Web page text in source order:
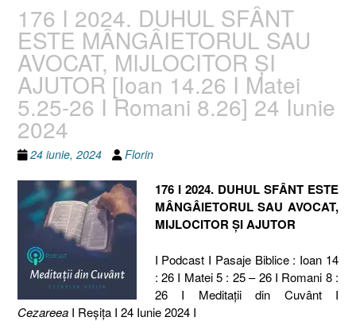
176 I 2024. DUHUL SFÂNT
ESTE MÂNGÂIETORUL SAU
AVOCAT, MIJLOCITOR ȘI
AJUTOR [Ioan 14.26 I Matei
5.25-26 I Romani 8.26] 24 Iunie
2024
24 iunie, 2024 Florin
176 I 2024. DUHUL SFÂNT ESTE
MÂNGÂIETORUL SAU AVOCAT,
MIJLOCITOR ȘI AJUTOR
I Podcast I Pasaje Biblice : Ioan 14
: 26 I Matei 5 : 25 – 26 I Romani 8 :
26 I Meditaţii din Cuvânt I
Cezareea I Reşiţa I 24 Iunie 2024 I